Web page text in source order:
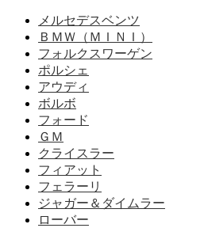
メルセデスベンツ
ＢＭＷ（ＭＩＮＩ）
フォルクスワーゲン
ポルシェ
アウディ
ボルボ
フォード
ＧＭ
クライスラー
フィアット
フェラーリ
ジャガー＆ダイムラー
ローバー